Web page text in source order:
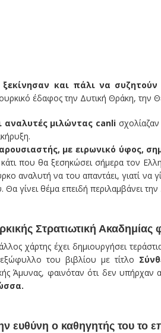
και πάλι να
έδαφος την Δυτική Θράκη, την
αναλυτές μιλώντας canliσχολίαζαν
με ειρωνικό ύφος,
που θα ξεσηκώσει σήμερα τον
αναλυτή να του απαντάει, γιατί
γίνει θέμα επειδή περιλαμβάνει
Στρατιωτική Ακαδημίας
χάρτης έχει δημιουργήσει
του βιβλίου με τίτλο
Άμυνας, φαινόταν ότι δεν υπήρχαν
ευθύνη ο καθηγητής του το